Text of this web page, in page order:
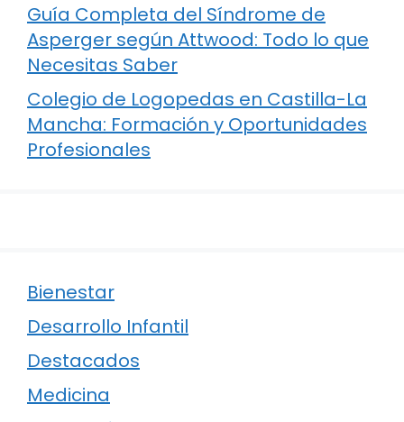
Guía Completa del Síndrome de
Asperger según Attwood: Todo lo que
Necesitas Saber
Colegio de Logopedas en Castilla-La
Mancha: Formación y Oportunidades
Profesionales
Bienestar
Desarrollo Infantil
Destacados
Medicina